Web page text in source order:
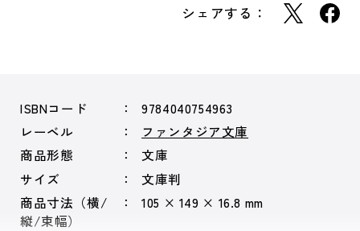
シェアする：
ISBNコード
9784040754963
レーベル
ファンタジア文庫
商品形態
文庫
サイズ
文庫判
商品寸法（横/
縦/束幅）
105 × 149 × 16.8 mm